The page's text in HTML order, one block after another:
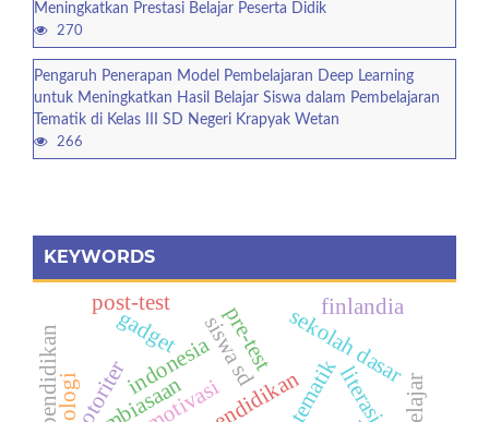
Meningkatkan Prestasi Belajar Peserta Didik
270
Pengaruh Penerapan Model Pembelajaran Deep Learning
untuk Meningkatkan Hasil Belajar Siswa dalam Pembelajaran
Tematik di Kelas III SD Negeri Krapyak Wetan
266
KEYWORDS
motivasi literasi
sekolah dasar
siswa sd
indonesia
finlandia
gadget pre-test
post-test
pendidikanotoriter